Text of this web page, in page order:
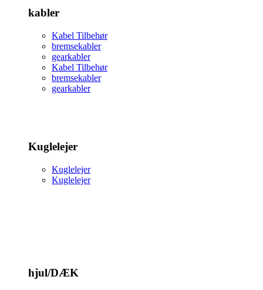
kabler
Kabel Tilbehør
bremsekabler
gearkabler
Kabel Tilbehør
bremsekabler
gearkabler
Kuglelejer
Kuglelejer
Kuglelejer
hjul/DÆK